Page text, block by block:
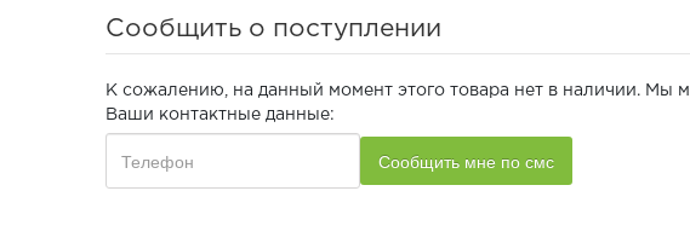
Сообщить о поступлении
К сожалению, на данный момент этого товара нет в наличии. Мы
Ваши контактные данные: